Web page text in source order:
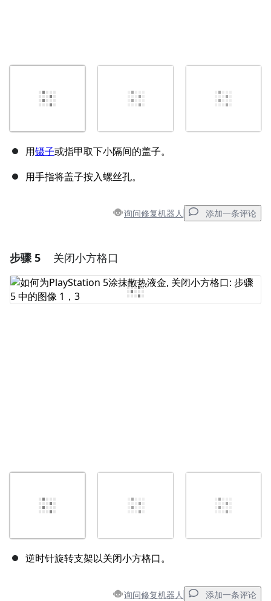
用镊子或指甲取下小隔间的盖子。
用手指将盖子按入螺丝孔。
询问修复机器人 添加一条评论
添加一条评论
添加评论
步骤 5 关闭小方格口
逆时针旋转支架以关闭小方格口。
询问修复机器人 添加一条评论